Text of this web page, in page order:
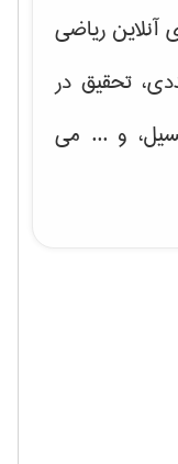
آنلاین ریاضی
تحقیق در
، و ... می